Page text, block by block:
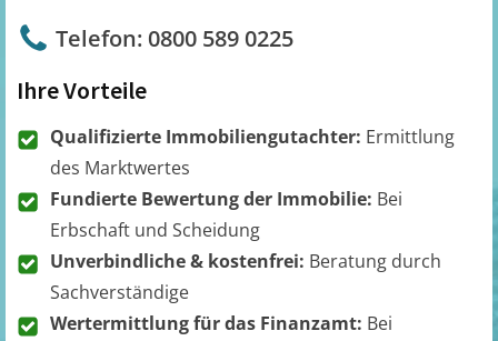
Telefon: 0800 589 0225
Ihre Vorteile
Qualifizierte Immobiliengutachter: Ermittlung
des Marktwertes
Fundierte Bewertung der Immobilie: Bei
Erbschaft und Scheidung
Unverbindliche & kostenfrei: Beratung durch
Sachverständige
Wertermittlung für das Finanzamt: Bei